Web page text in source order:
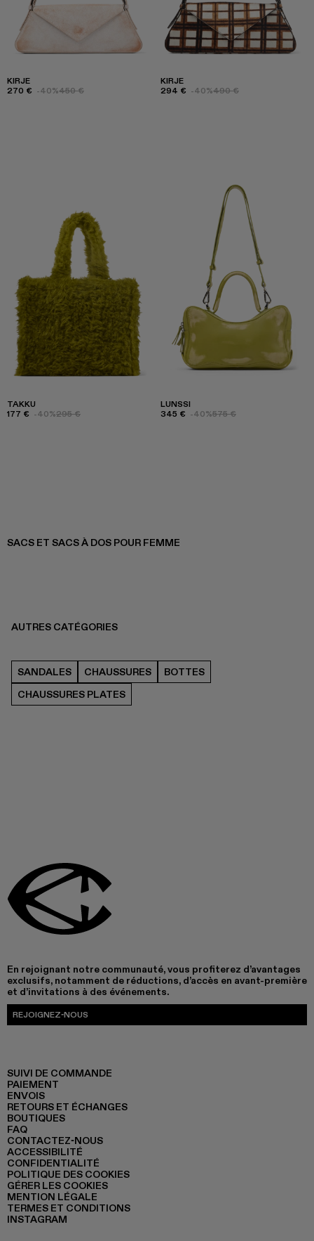
KIRJE
270 € -40%450 €
KIRJE
294 € -40%490 €
TAKKU
177 € -40%295 €
LUNSSI
345 € -40%575 €
SACS ET SACS À DOS POUR FEMME
AUTRES CATÉGORIES
SANDALES CHAUSSURES
BOTTES
CHAUSSURES PLATES
En rejoignant notre communauté, vous profiterez d’avantages
exclusifs, notamment de réductions, d’accès en avant-première
et d’invitations à des événements.
REJOIGNEZ-NOUS
SUIVI DE COMMANDE
PAIEMENT
ENVOIS
RETOURS ET ÉCHANGES
BOUTIQUES
FAQ
CONTACTEZ-NOUS
ACCESSIBILITÉ
CONFIDENTIALITÉ
POLITIQUE DES COOKIES
GÉRER LES COOKIES
MENTION LÉGALE
TERMES ET CONDITIONS
INSTAGRAM